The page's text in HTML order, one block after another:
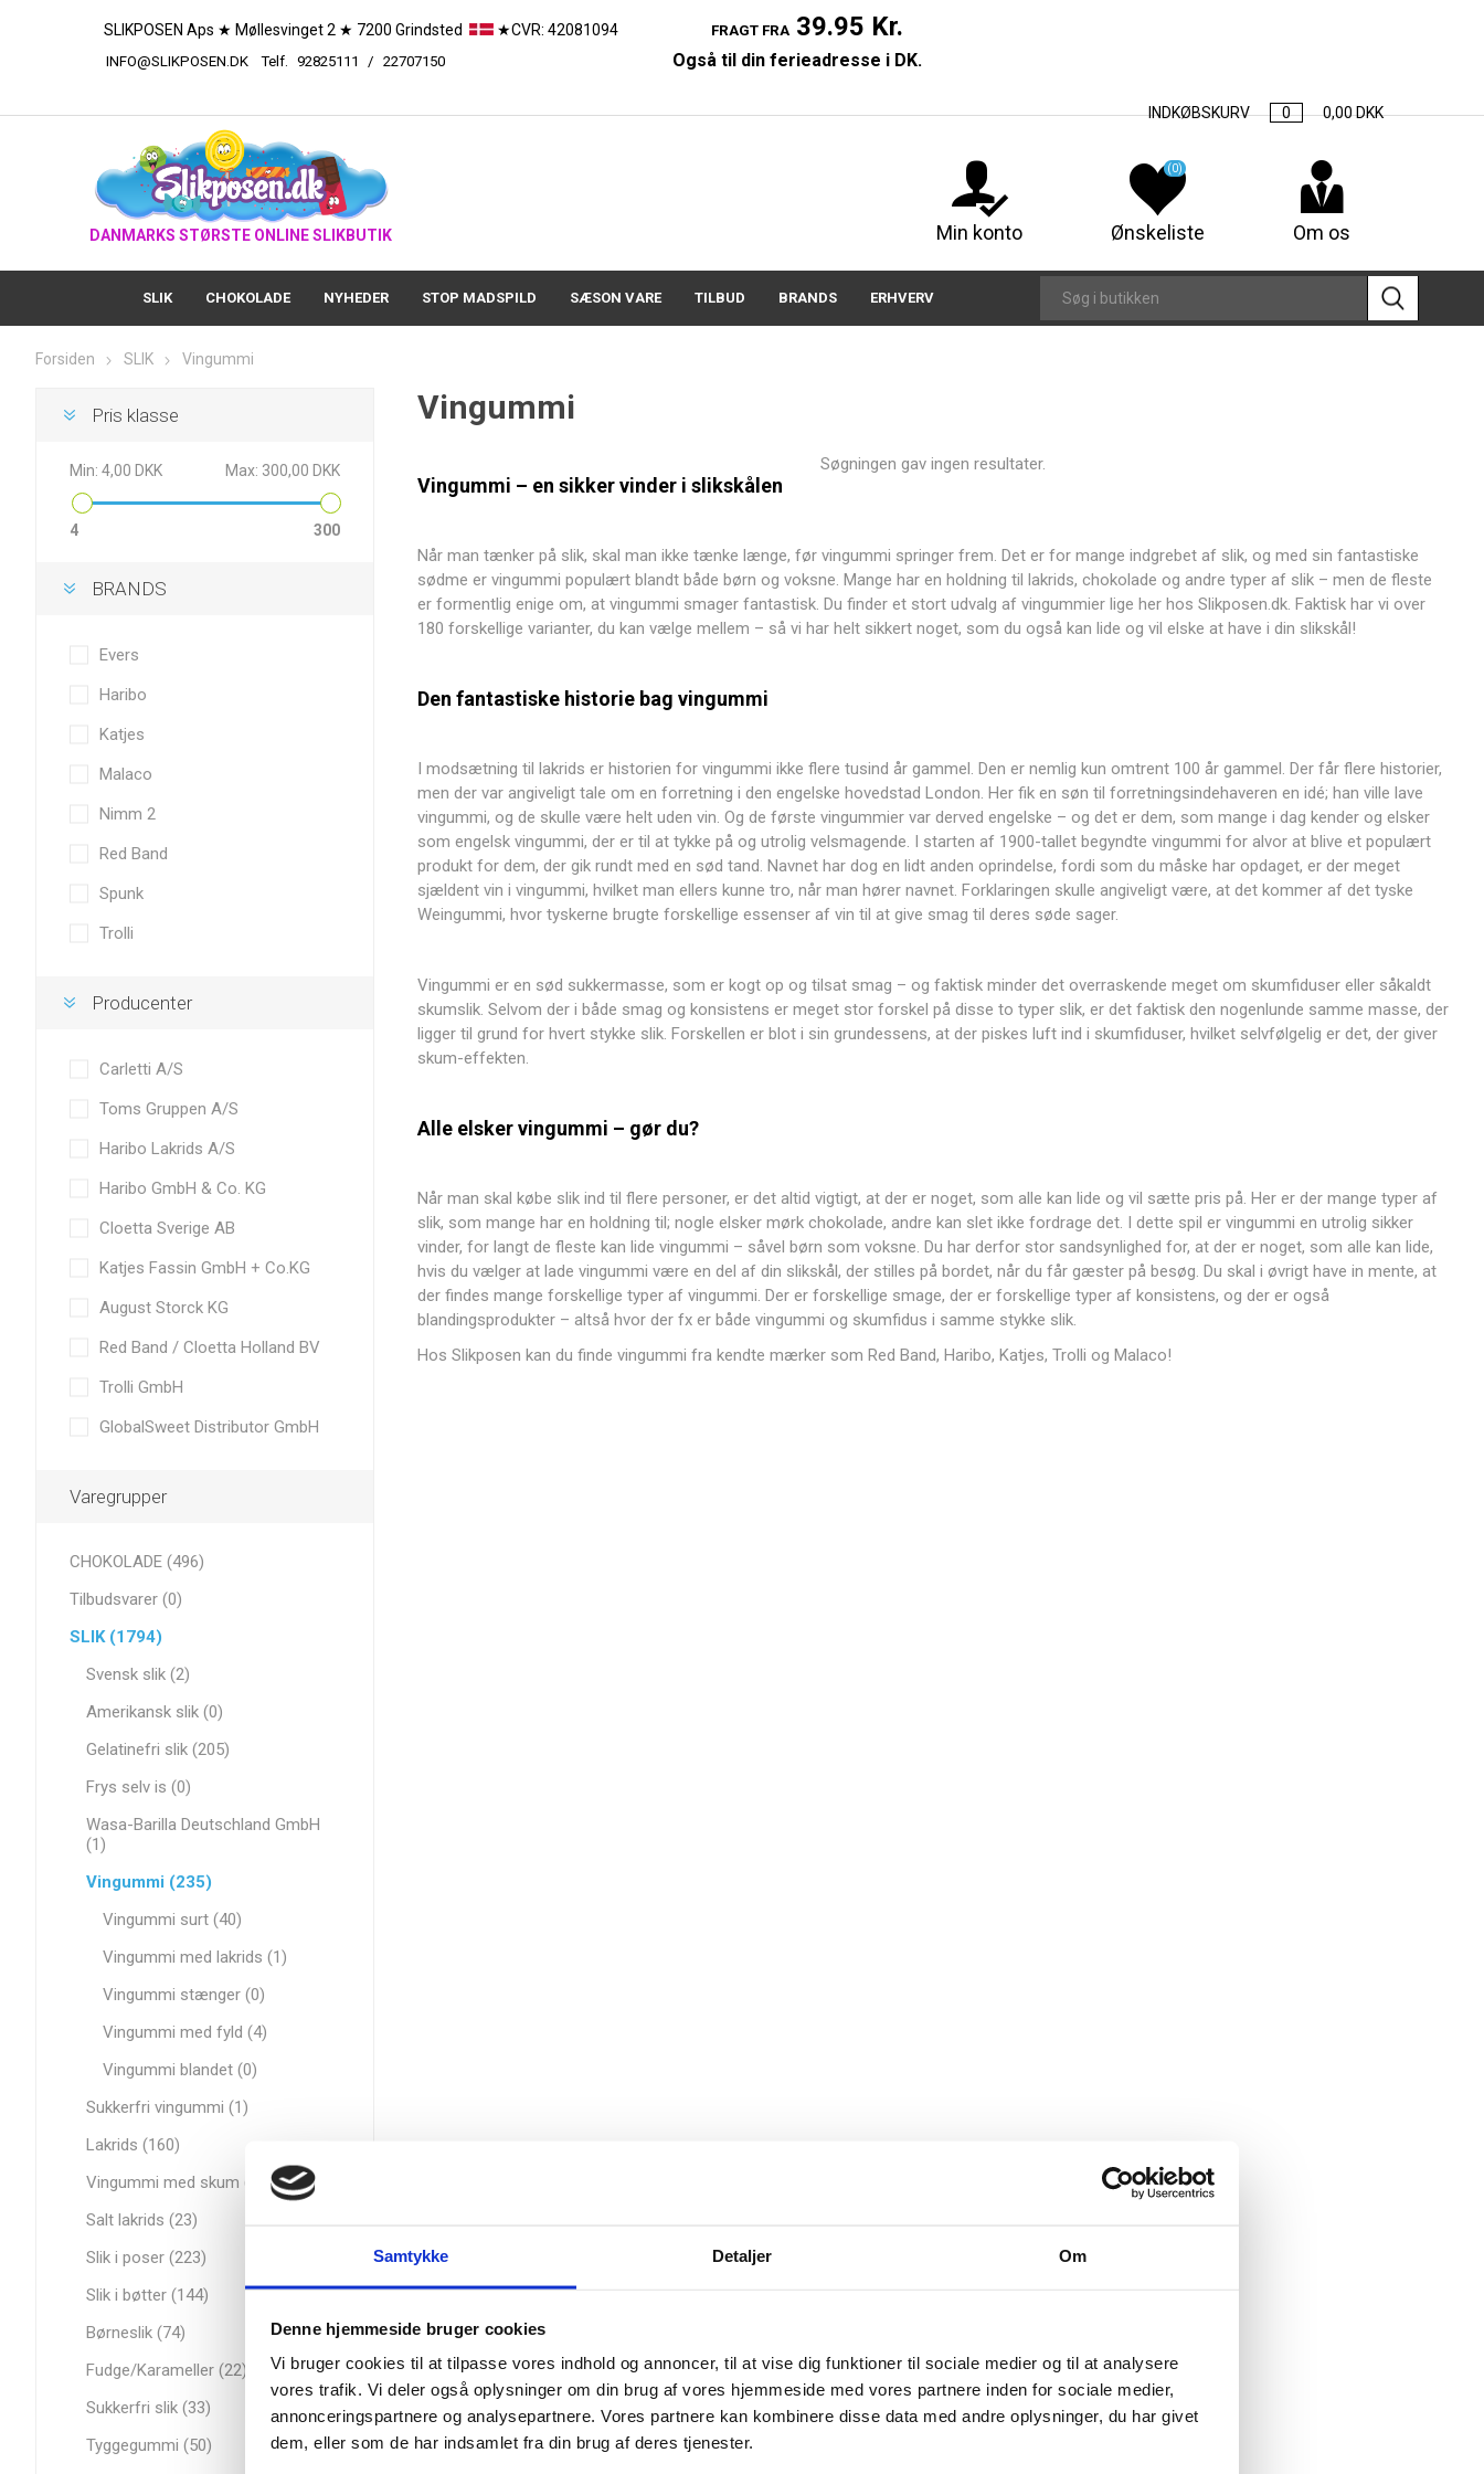
Samtykke Detaljer Om
Denne hjemmeside bruger cookies
Vi bruger cookies til at tilpasse vores indhold og annoncer, til at vise dig funktioner til sociale medier og til at analysere
vores trafik. Vi deler også oplysninger om din brug af vores hjemmeside med vores partnere inden for sociale medier,
annonceringspartnere og analysepartnere. Vores partnere kan kombinere disse data med andre oplysninger, du har givet
dem, eller som de har indsamlet fra din brug af deres tjenester.
SLIKPOSEN Aps ★ Møllesvinget 2 ★ 7200 Grindsted ★CVR: 42081094 FRAGT FRA 39.95 Kr.
INFO@SLIKPOSEN.DK Telf. 92825111 / 22707150 Også til din ferieadresse i DK.
INDKØBSKURV 0 0,00 DKK
DANMARKS STØRSTE ONLINE SLIKBUTIK Min konto Ønskeliste
(0)
Om os
SLIK CHOKOLADE NYHEDER STOP MADSPILD SÆSON VARE TILBUD BRANDS ERHVERV
Forsiden SLIK Vingummi
Vingummi
Søgningen gav ingen resultater.
Vingummi – en sikker vinder i slikskålen
Når man tænker på slik, skal man ikke tænke længe, før vingummi springer frem. Det er for mange indgrebet af slik, og med sin fantastiske
sødme er vingummi populært blandt både børn og voksne. Mange har en holdning til lakrids, chokolade og andre typer af slik – men de fleste
er formentlig enige om, at vingummi smager fantastisk. Du finder et stort udvalg af vingummier lige her hos Slikposen.dk. Faktisk har vi over
180 forskellige varianter, du kan vælge mellem – så vi har helt sikkert noget, som du også kan lide og vil elske at have i din slikskål!
Den fantastiske historie bag vingummi
I modsætning til lakrids er historien for vingummi ikke flere tusind år gammel. Den er nemlig kun omtrent 100 år gammel. Der får flere historier,
men der var angiveligt tale om en forretning i den engelske hovedstad London. Her fik en søn til forretningsindehaveren en idé; han ville lave
vingummi, og de skulle være helt uden vin. Og de første vingummier var derved engelske – og det er dem, som mange i dag kender og elsker
som engelsk vingummi, der er til at tykke på og utrolig velsmagende. I starten af 1900-tallet begyndte vingummi for alvor at blive et populært
produkt for dem, der gik rundt med en sød tand. Navnet har dog en lidt anden oprindelse, fordi som du måske har opdaget, er der meget
sjældent vin i vingummi, hvilket man ellers kunne tro, når man hører navnet. Forklaringen skulle angiveligt være, at det kommer af det tyske
Weingummi, hvor tyskerne brugte forskellige essenser af vin til at give smag til deres søde sager.
Vingummi er en sød sukkermasse, som er kogt op og tilsat smag – og faktisk minder det overraskende meget om skumfiduser eller såkaldt
skumslik. Selvom der i både smag og konsistens er meget stor forskel på disse to typer slik, er det faktisk den nogenlunde samme masse, der
ligger til grund for hvert stykke slik. Forskellen er blot i sin grundessens, at der piskes luft ind i skumfiduser, hvilket selvfølgelig er det, der giver
skum-effekten.
Alle elsker vingummi – gør du?
Når man skal købe slikind til flere personer, er det altid vigtigt, at der er noget, som alle kan lide og vil sætte pris på. Her er der mange typer af
slik, som mange har en holdning til; nogle elsker mørk chokolade, andre kan slet ikke fordrage det. I dette spil er vingummi en utrolig sikker
vinder, for langt de fleste kan lide vingummi – såvel børn som voksne. Du har derfor stor sandsynlighed for, at der er noget, som alle kan lide,
hvis du vælger at lade vingummi være en del af din slikskål, der stilles på bordet, når du får gæster på besøg. Du skal i øvrigt have in mente, at
der findes mange forskellige typer af vingummi. Der er forskellige smage, der er forskellige typer af konsistens, og der er også
blandingsprodukter – altså hvor der fx er både vingummi og skumfidus i samme stykke slik.
Hos Slikposen kan du finde vingummi fra kendte mærker som Red Band, Haribo, Katjes, Trolli og Malaco!
Pris klasse
Min: 4,00 DKK Max: 300,00 DKK
4 300
BRANDS
Evers
Haribo
Katjes
Malaco
Nimm 2
Red Band
Spunk
Trolli
Producenter
Carletti A/S
Toms Gruppen A/S
Haribo Lakrids A/S
Haribo GmbH & Co. KG
Cloetta Sverige AB
Katjes Fassin GmbH + Co.KG
August Storck KG
Red Band / Cloetta Holland BV
Trolli GmbH
GlobalSweet Distributor GmbH
Varegrupper
CHOKOLADE (496)
Tilbudsvarer (0)
SLIK (1794)
Svensk slik (2)
Amerikansk slik (0)
Gelatinefri slik (205)
Frys selv is (0)
Wasa-Barilla Deutschland GmbH
(1)
Vingummi (235)
Vingummi surt (40)
Vingummi med lakrids (1)
Vingummi stænger (0)
Vingummi med fyld (4)
Vingummi blandet (0)
Sukkerfri vingummi (1)
Lakrids (160)
Vingummi med skum (21)
Salt lakrids (23)
Slik i poser (223)
Slik i bøtter (144)
Børneslik (74)
Fudge/Karameller (22)
Sukkerfri slik (33)
Tyggegummi (50)